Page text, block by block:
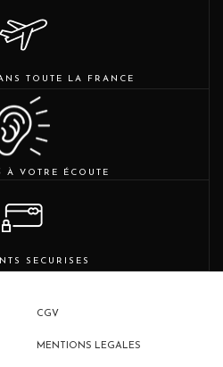
TOUTE LA FRANCE
À VOTRE ÉCOUTE
SECURISES
CGV
MENTIONS LEGALES